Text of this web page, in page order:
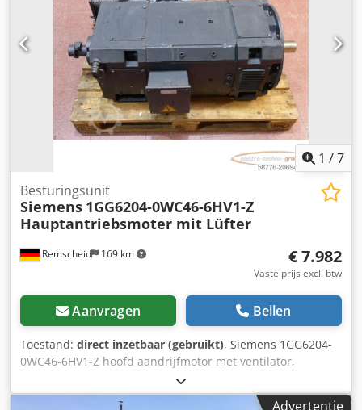
1 /7
Remscheid 169 km
Besturingsunit
Siemens 1GG6204-0WC46-6HV1-Z
Hauptantriebsmoter mit Lüfter
€ 7.982
Vaste prijs excl. btw
Aanvragen Bellen
Toestand: direct inzetbaar (gebruikt), Siemens 1GG6204-
0WC46-6HV1-Z hoofd aandrijfmotor met ventilator,
serienummer volgens foto, gebruikt, normale
gebruikssporen, 100% functioneel, levering volgens foto's.
Advertentie